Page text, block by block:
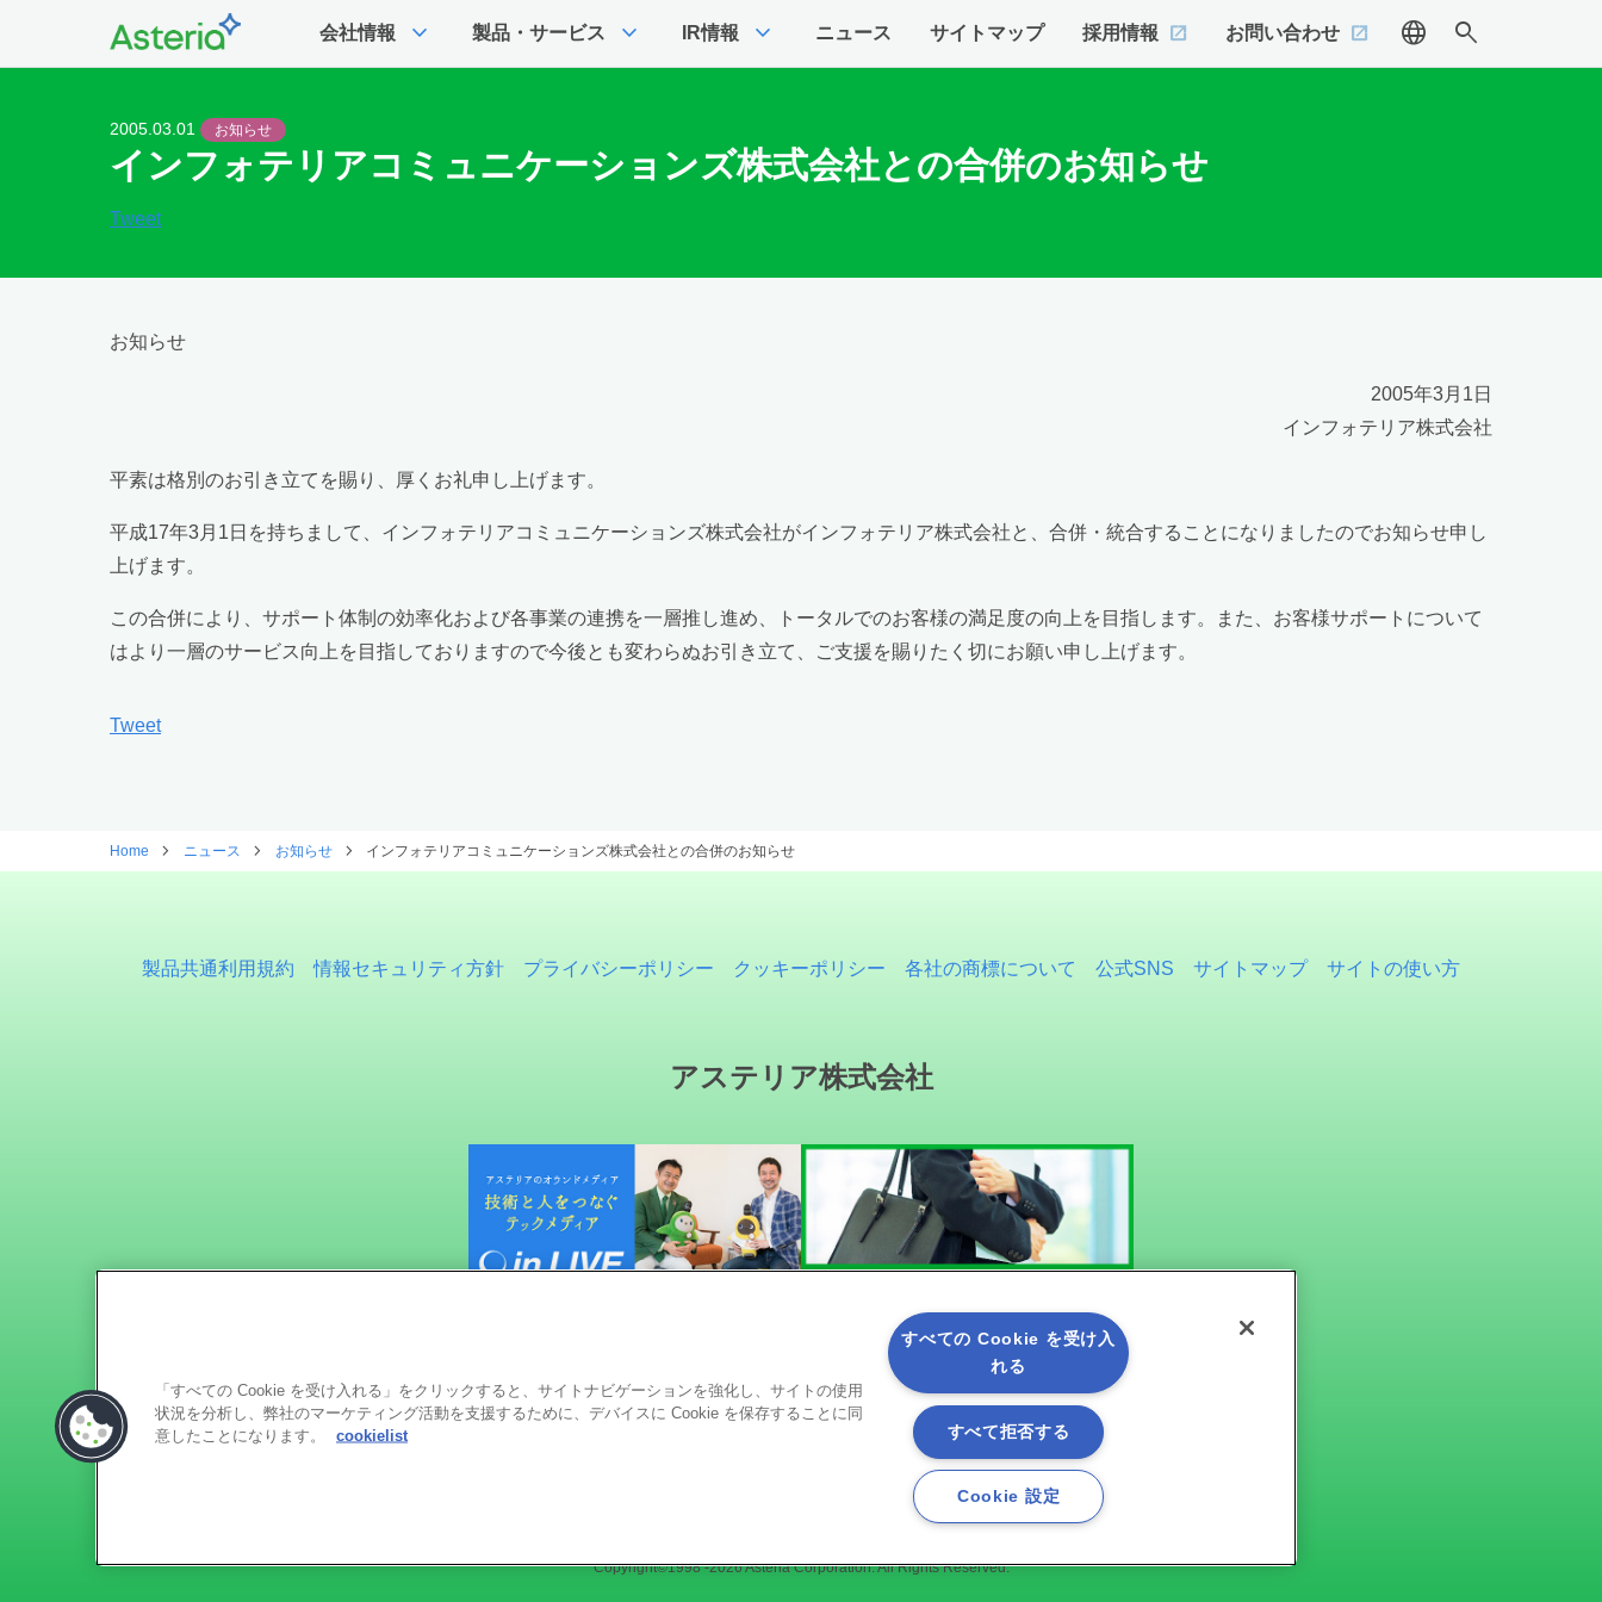
会社情報 expand_more 製品・サービス expand_more IR情報 expand_more ニュース サイトマップ 採用情報 お問い合わせ language search
2005.03.01 お知らせ
インフォテリアコミュニケーションズ株式会社との合併のお知らせ
Tweet
お知らせ
2005年3月1日
インフォテリア株式会社
平素は格別のお引き立てを賜り、厚くお礼申し上げます。
平成17年3月1日を持ちまして、インフォテリアコミュニケーションズ株式会社がインフォテリア株式会社と、合併・統合することになりましたのでお知らせ申し
上げます。
この合併により、サポート体制の効率化および各事業の連携を一層推し進め、トータルでのお客様の満足度の向上を目指します。また、お客様サポートについて
はより一層のサービス向上を目指しておりますので今後とも変わらぬお引き立て、ご支援を賜りたく切にお願い申し上げます。
Tweet
Home ニュース お知らせ インフォテリアコミュニケーションズ株式会社との合併のお知らせ
製品共通利用規約 情報セキュリティ方針 プライバシーポリシー クッキーポリシー 各社の商標について 公式SNS サイトマップ サイトの使い方
アステリア株式会社
ソーシャルメディア
Copyright©1998 -2026 Asteria Corporation. All Rights Reserved.
「すべての Cookie を受け入れる」をクリックすると、サイトナビゲーションを強化し、サイトの使用
状況を分析し、弊社のマーケティング活動を支援するために、デバイスに Cookie を保存することに同
意したことになります。
cookielist
すべての Cookie を受け入
れる
すべて拒否する
Cookie 設定